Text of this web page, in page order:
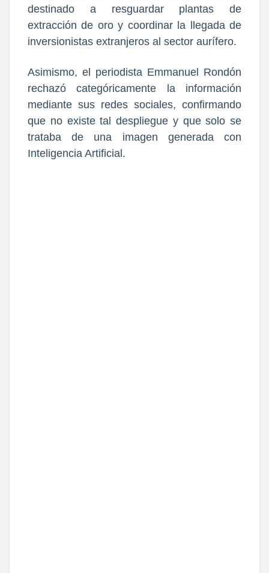
destinado a resguardar plantas de
extracción de oro y coordinar la llegada de
inversionistas extranjeros al sector aurífero.
Asimismo, el periodista Emmanuel Rondón
rechazó categóricamente la información
mediante sus redes sociales, confirmando
que no existe tal despliegue y que solo se
trataba de una imagen generada con
Inteligencia Artificial.